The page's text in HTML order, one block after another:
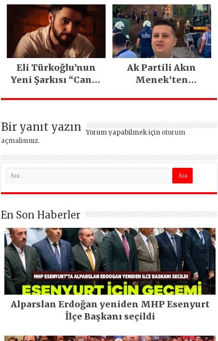
Emeğiyle Son
Yılların En Büyük
Festivali
Gerçekleşti
Eli Türkoğlu’nun
Yeni Şarkısı “Canın
İlgi Gördü!..
Ak Partili Akın
Menek’ten
heyelan sonrası
Bir yanıt yazın Yorum yapabilmek için oturum
açmalısınız.
En Son Haberler
Alparslan Erdoğan yeniden MHP Esenyurt
İlçe Başkanı seçildi